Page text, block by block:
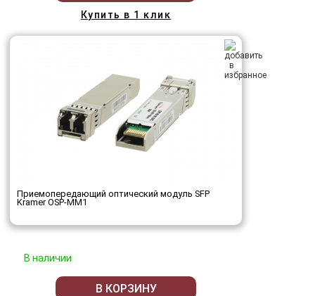
Купить в 1 клик
Приемопередающий оптический модуль SFP
Kramer OSP-MM1
В наличии
В КОРЗИНУ